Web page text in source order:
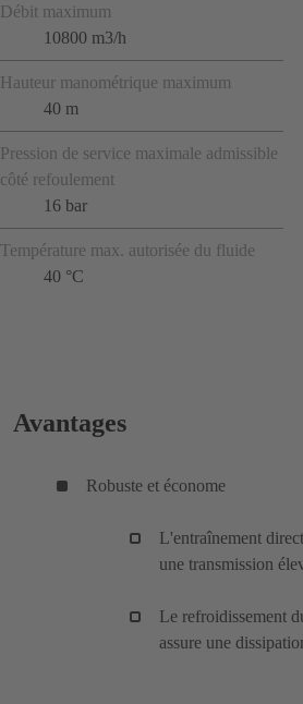
Débit maximum
10800 m3/h
Hauteur manométrique maximum
40 m
Pression de service maximale admissible
côté refoulement
16 bar
Température max. autorisée du fluide
40 °C
Avantages
Robuste et économe
L'entraînement
une transmission
Le refroidissement
assure une